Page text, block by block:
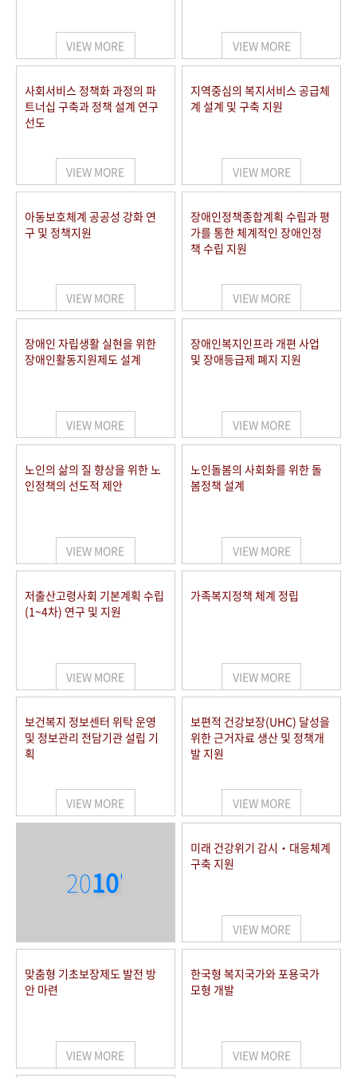
VIEW MORE VIEW MORE
사회서비스 정책화 과정의 파
트너십 구축과 정책 설계 연구
선도
VIEW MORE
지역중심의 복지서비스 공급체
계 설계 및 구축 지원
VIEW MORE
아동보호체계 공공성 강화 연
구 및 정책지원
VIEW MORE
장애인정책종합계획 수립과 평
가를 통한 체계적인 장애인정
책 수립 지원
VIEW MORE
장애인 자립생활 실현을 위한
장애인활동지원제도 설계
VIEW MORE
장애인복지인프라 개편 사업
및 장애등급제 폐지 지원
VIEW MORE
노인의 삶의 질 향상을 위한 노
인정책의 선도적 제안
VIEW MORE
노인돌봄의 사회화를 위한 돌
봄정책 설계
VIEW MORE
저출산고령사회 기본계획 수립
(1~4차) 연구 및 지원
VIEW MORE
가족복지정책 체계 정립
VIEW MORE
보건복지 정보센터 위탁 운영
및 정보관리 전담기관 설립 기
획
VIEW MORE
보편적 건강보장(UHC) 달성을
위한 근거자료 생산 및 정책개
발 지원
VIEW MORE
2010'
미래 건강위기 감시‧대응체계
구축 지원
VIEW MORE
맞춤형 기초보장제도 발전 방
안 마련
VIEW MORE
한국형 복지국가와 포용국가
모형 개발
VIEW MORE